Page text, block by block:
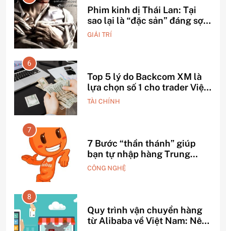
Phim kinh dị Thái Lan: Tại
sao lại là “đặc sản” đáng sợ
nhất thế giới?
GIẢI TRÍ
6
Top 5 lý do Backcom XM là
lựa chọn số 1 cho trader Việt
hiện nay
TÀI CHÍNH
7
7 Bước “thần thánh” giúp
bạn tự nhập hàng Trung
Quốc không qua trung gian.
CÔNG NGHỆ
8
Quy trình vận chuyển hàng
từ Alibaba về Việt Nam: Nên